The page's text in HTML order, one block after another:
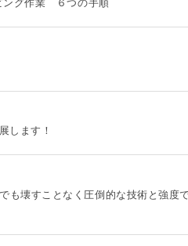
ング作業 ６つの手順
します！
壊すことなく圧倒的な技術と強度